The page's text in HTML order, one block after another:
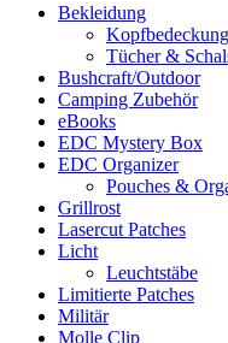
Bekleidung
Kopfbedeckung
Tücher &
Bushcraft/Outdoor
Camping Zubehör
eBooks
EDC Mystery Box
EDC Organizer
Pouches &
Grillrost
Lasercut Patches
Licht
Leuchtstäbe
Limitierte Patches
Militär
Molle Clip